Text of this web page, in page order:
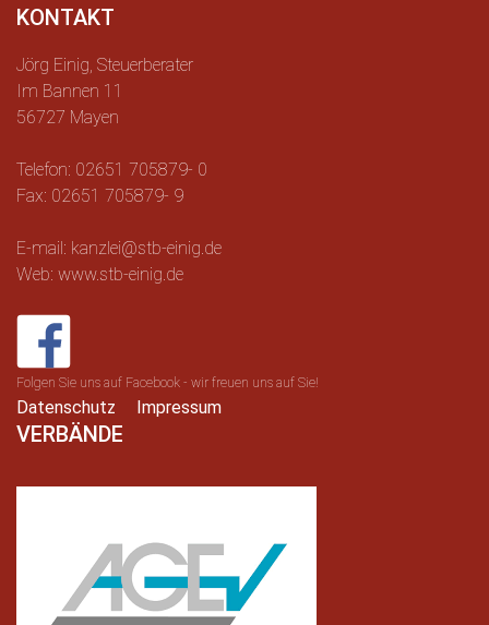
KONTAKT
Jörg Einig, Steuerberater
Im Bannen 11
56727 Mayen
Telefon: 02651 705879- 0
Fax: 02651 705879- 9
E-mail: kanzlei@stb-einig.de
Web: www.stb-einig.de
Folgen Sie uns auf Facebook - wir freuen uns auf Sie!
Datenschutz Impressum
VERBÄNDE